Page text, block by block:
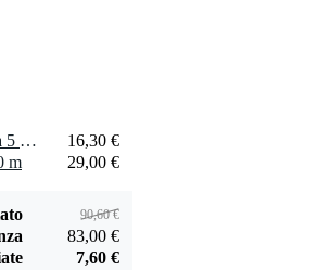
2 x Visaton SC 4.9 FL - 8 Ohm altoparlante da 1 a 5 pollici
16,30 €
m
29,00 €
90,60 €
83,00 €
7,60 €